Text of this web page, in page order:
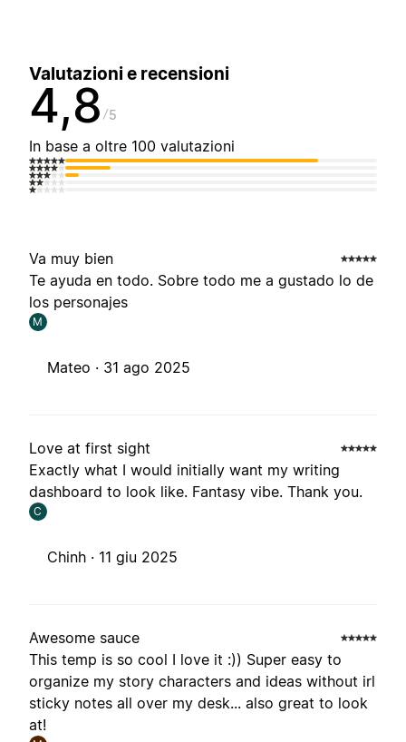
Valutazioni e recensioni
4,8 5
In base a oltre 100 valutazioni
Va muy bien
Te ayuda en todo. Sobre todo me a gustado lo de
los personajes
M
Mateo · 31 ago 2025
Love at first sight
Exactly what I would initially want my writing
dashboard to look like. Fantasy vibe. Thank you.
C
Chinh · 11 giu 2025
Awesome sauce
This temp is so cool I love it :)) Super easy to
organize my story characters and ideas without irl
sticky notes all over my desk... also great to look
at!